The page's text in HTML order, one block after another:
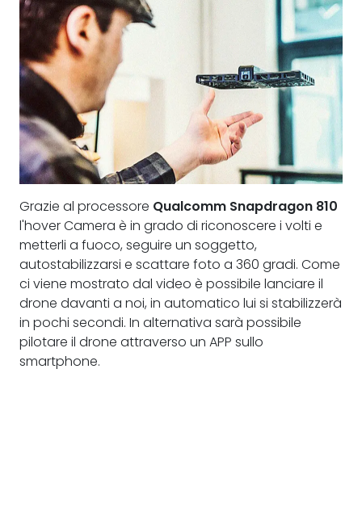
Grazie al processore Qualcomm Snapdragon 810
l'hover Camera è in grado di riconoscere i volti e
metterli a fuoco, seguire un soggetto,
autostabilizzarsi e scattare foto a 360 gradi. Come
ci viene mostrato dal video è possibile lanciare il
drone davanti a noi, in automatico lui si stabilizzerà
in pochi secondi. In alternativa sarà possibile
pilotare il drone attraverso un APP sullo
smartphone.